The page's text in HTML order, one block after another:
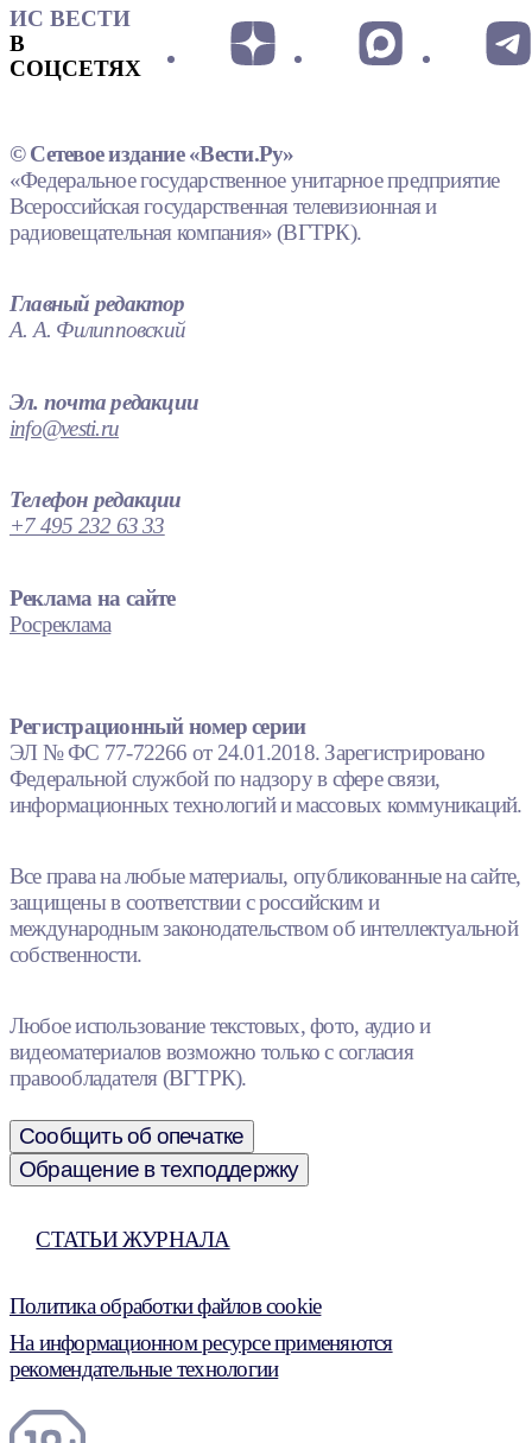
ИС ВЕСТИ
В
СОЦСЕТЯХ
© Сетевое издание «Вести.Ру»
«Федеральное государственное унитарное предприятие
Всероссийская государственная телевизионная и
радиовещательная компания» (ВГТРК).
Главный редактор
А. А. Филипповский
Эл. почта редакции
info@vesti.ru
Телефон редакции
+7 495 232 63 33
Реклама на сайте
Росреклама
Регистрационный номер серии
ЭЛ № ФС 77-72266 от 24.01.2018. Зарегистрировано
Федеральной службой по надзору в сфере связи,
информационных технологий и массовых коммуникаций.
Все права на любые материалы, опубликованные на сайте,
защищены в соответствии с российским и
международным законодательством об интеллектуальной
собственности.
Любое использование текстовых, фото, аудио и
видеоматериалов возможно только с согласия
правообладателя (ВГТРК).
Сообщить об опечатке
Обращение в техподдержку
СТАТЬИ ЖУРНАЛА
Политика обработки файлов cookie
На информационном ресурсе применяются
рекомендательные технологии